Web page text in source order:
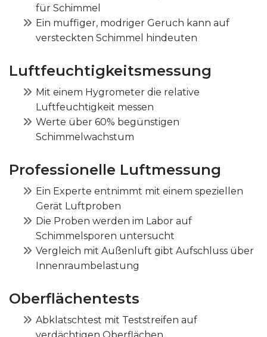
für Schimmel
Ein muffiger, modriger Geruch kann auf
versteckten Schimmel hindeuten
Luftfeuchtigkeitsmessung
Mit einem Hygrometer die relative
Luftfeuchtigkeit messen
Werte über 60% begünstigen
Schimmelwachstum
Professionelle Luftmessung
Ein Experte entnimmt mit einem speziellen
Gerät Luftproben
Die Proben werden im Labor auf
Schimmelsporen untersucht
Vergleich mit Außenluft gibt Aufschluss über
Innenraumbelastung
Oberflächentests
Abklatschtest mit Teststreifen auf